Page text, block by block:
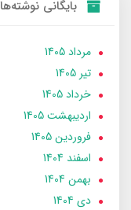
بایگانی نوشته‌ها
مرداد 1405
تير 1405
خرداد 1405
ارديبهشت 1405
فروردین 1405
اسفند 1404
بهمن 1404
دی 1404